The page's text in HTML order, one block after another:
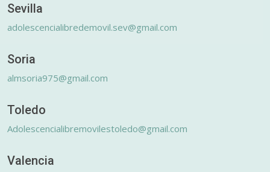
Sevilla
adolescencialibredemovil.sev@gmail.com
Soria
almsoria975@gmail.com
Toledo
Adolescencialibremovilestoledo@gmail.com
Valencia